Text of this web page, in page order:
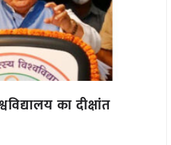
का दीक्षांत